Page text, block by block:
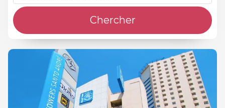
Chercher